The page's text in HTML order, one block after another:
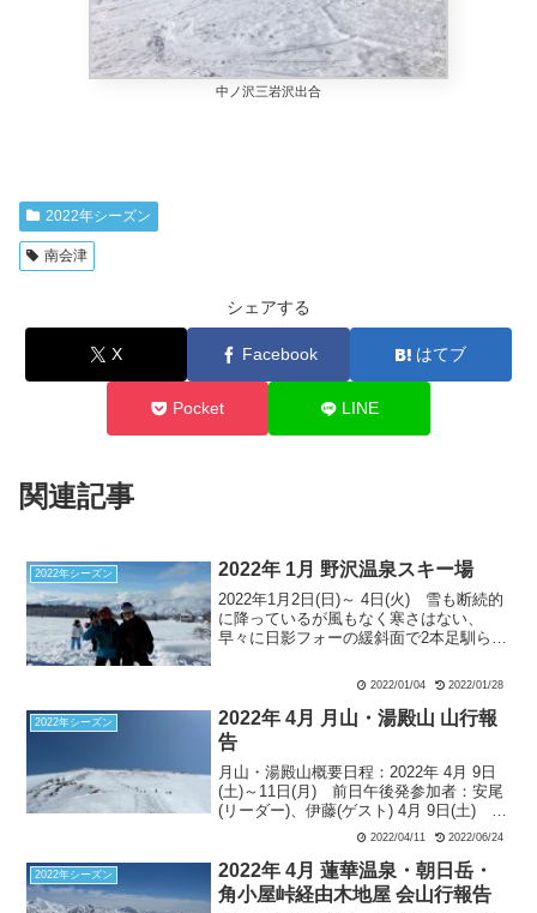
中ノ沢三岩沢出合
2022年シーズン
南会津
シェアする
X Facebook はてブ
Pocket LINE
関連記事
2022年シーズン 2022年 1月 野沢温泉スキー場
2022年1月2日(日)～ 4日(火) 雪も断続的
に降っているが風もなく寒さはない、
早々に日影フォーの緩斜面で2本足馴らし
新雪を辿り長いコースを滑走。お正月だ
けあり人も多くスノーボーダーや子供に
注意しながら昼食の13時まで新雪滑走を
楽しむ。
2022/01/04 2022/01/28
2022年シーズン
2022年 4月 月山・湯殿山 山行報
告
月山・湯殿山概要日程：2022年 4月 9日
(土)～11日(月) 前日午後発参加者：安尾
(リーダー)、伊藤(ゲスト) 4月 9日(土) 湯
殿山天候：快晴姥沢駐車場9:10…石跳川
1000m地点9:40…湯殿山東南尾根…湯殿
山山頂11:30～...
2022/04/11 2022/06/24
2022年シーズン
2022年 4月 蓮華温泉・朝日岳・
角小屋峠経由木地屋 会山行報告